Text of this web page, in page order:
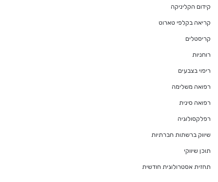
קידום הקליניקה
קריאה בקלפי טארוט
קריסטלים
רוחניות
ריפוי בצבעים
רפואה משלימה
רפואה סינית
רפלקסולוגיה
שיווק ברשתות חברתיות
תוכן שיווקי
תחזית אסטרולוגית חודשית